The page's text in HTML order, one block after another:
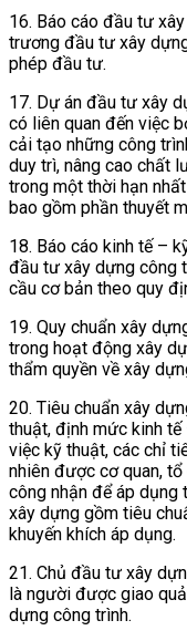
16. Báo cáo đầu tư
trương đầu tư xây
phép đầu tư.
17. Dự án đầu tư xây
có liên quan đến việc
cải tạo những công
duy trì, nâng cao chất
trong một thời hạn
bao gồm phần thuyết
18. Báo cáo kinh tế –
đầu tư xây dựng công
cầu cơ bản theo quy
19. Quy chuẩn xây
trong hoạt động xây
thẩm quyền về xây
20. Tiêu chuẩn xây
thuật, định mức kinh
việc kỹ thuật, các chỉ
nhiên được cơ quan,
công nhận để áp dụng
xây dựng gồm tiêu
khuyến khích áp dụng.
21. Chủ đầu tư xây
là người được giao
dựng công trình.